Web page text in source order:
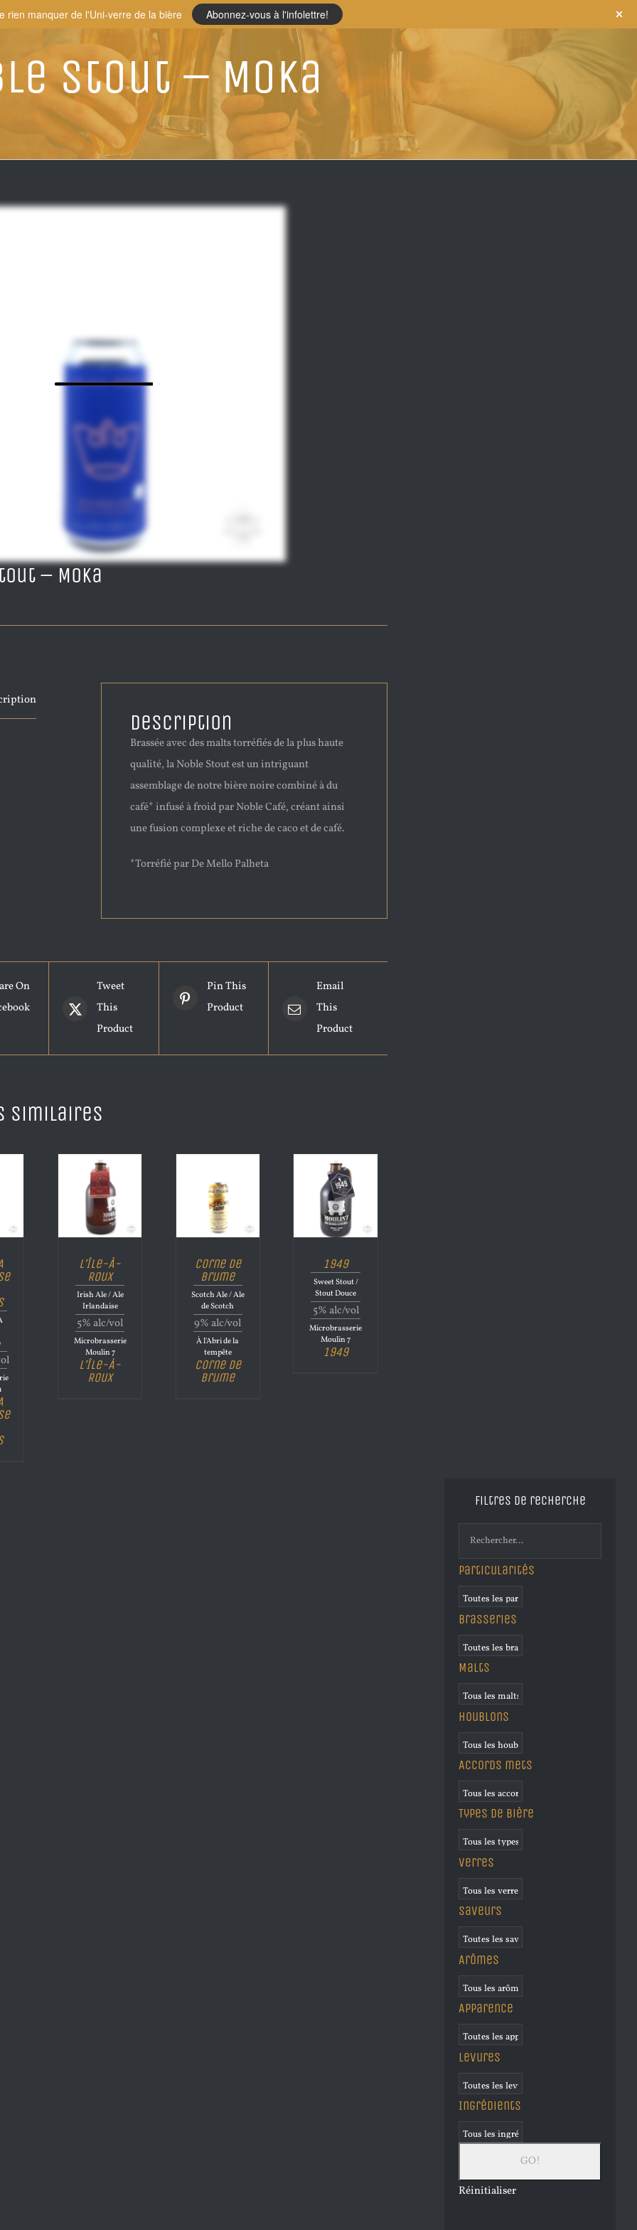
Stout – Moka
– Moka
Description
Brassée avec des malts torréfiés de la plus haute
qualité, la Noble Stout est un intriguant
assemblage de notre bière noire combiné à du
café* infusé à froid par Noble Café, créant ainsi
une fusion complexe et riche de caco et de café.
*Torréfié par De Mello Palheta
On
Tweet
This
Product
Pin This
Product
Email
This
Product
similaires
L’Île-À-
Roux
Irish Ale / Ale
Irlandaise
5% alc/vol
Microbrasserie
Moulin 7
L’Île-À-
Roux
Corne de
brume
Scotch Ale / Ale
de Scotch
9% alc/vol
À l'Abri de la
tempête
Corne de
brume
1949
Sweet Stout /
Stout Douce
5% alc/vol
Microbrasserie
Moulin 7
1949
Filtres de recherche
Particularités
Brasseries
Malts
Houblons
Accords mets
Types de bière
Verres
Saveurs
Arômes
Apparence
Levures
Ingrédients
Réinitialiser
rien manquer de l'Uni-verre de la bière Abonnez-vous à l'infolettre!